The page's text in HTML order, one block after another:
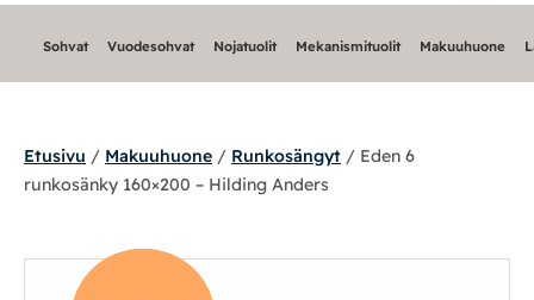
Nojatuolit
Sohvat Vuodesohvat Nojatuolit Mekanismituolit Makuuhuone
Etusivu / Makuuhuone / Runkosängyt / Eden 6
runkosänky 160×200 – Hilding Anders